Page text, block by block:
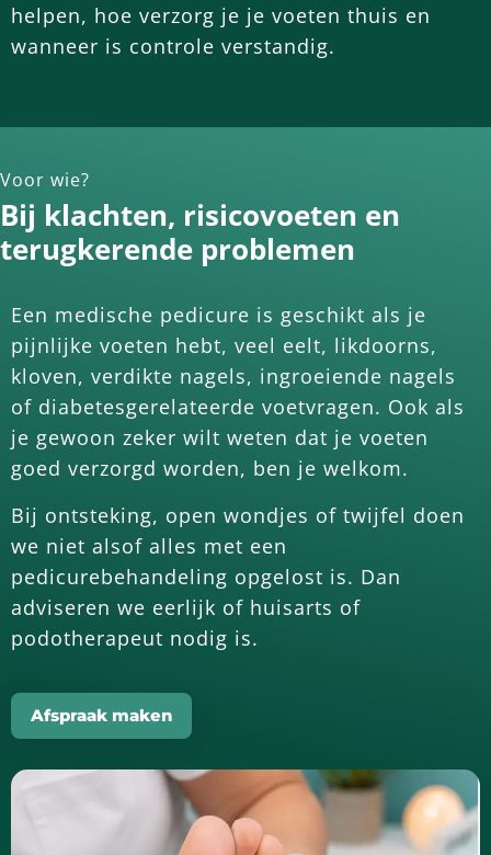
helpen, hoe verzorg je je voeten thuis en
wanneer is controle verstandig.
Voor wie?
Bij klachten, risicovoeten en
terugkerende problemen
Een medische pedicure is geschikt als je
pijnlijke voeten hebt, veel eelt, likdoorns,
kloven, verdikte nagels, ingroeiende nagels
of diabetesgerelateerde voetvragen. Ook als
je gewoon zeker wilt weten dat je voeten
goed verzorgd worden, ben je welkom.
Bij ontsteking, open wondjes of twijfel doen
we niet alsof alles met een
pedicurebehandeling opgelost is. Dan
adviseren we eerlijk of huisarts of
podotherapeut nodig is.
Afspraak maken